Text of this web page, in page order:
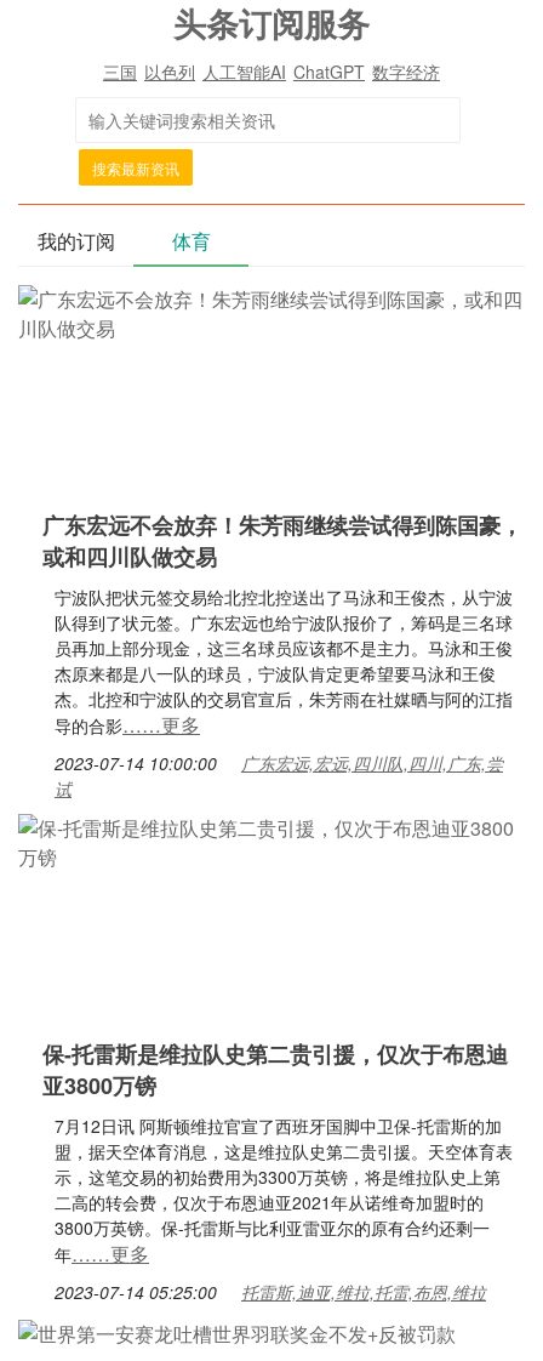
头条订阅服务
三国 以色列 人工智能AI ChatGPT 数字经济
搜索最新资讯
我的订阅 体育
广东宏远不会放弃！朱芳雨继续尝试得到陈国豪，
或和四川队做交易
宁波队把状元签交易给北控北控送出了马泳和王俊杰，从宁波
队得到了状元签。广东宏远也给宁波队报价了，筹码是三名球
员再加上部分现金，这三名球员应该都不是主力。马泳和王俊
杰原来都是八一队的球员，宁波队肯定更希望要马泳和王俊
杰。北控和宁波队的交易官宣后，朱芳雨在社媒晒与阿的江指
导的合影……更多
2023-07-14 10:00:00
广东宏远,宏远,四川队,四川,广东,尝
试
保-托雷斯是维拉队史第二贵引援，仅次于布恩迪
亚3800万镑
7月12日讯 阿斯顿维拉官宣了西班牙国脚中卫保-托雷斯的加
盟，据天空体育消息，这是维拉队史第二贵引援。天空体育表
示，这笔交易的初始费用为3300万英镑，将是维拉队史上第
二高的转会费，仅次于布恩迪亚2021年从诺维奇加盟时的
3800万英镑。保-托雷斯与比利亚雷亚尔的原有合约还剩一
年……更多
2023-07-14 05:25:00 托雷斯,迪亚,维拉,托雷,布恩,维拉